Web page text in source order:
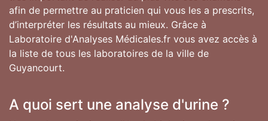
afin de permettre au praticien qui vous les a prescrits,
d’interpréter les résultats au mieux. Grâce à
Laboratoire d'Analyses Médicales.fr vous avez accès à
la liste de tous les laboratoires de la ville de
Guyancourt.
A quoi sert une analyse d'urine ?